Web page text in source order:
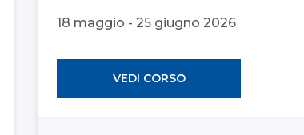
18 maggio - 25 giugno 2026
VEDI CORSO